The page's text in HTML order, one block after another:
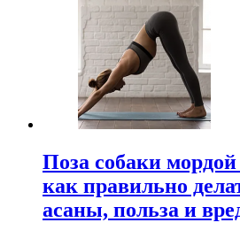
Поза собаки
как правильно
асаны, польза и